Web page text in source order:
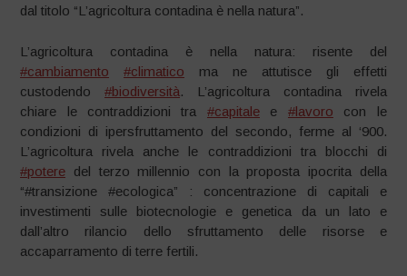
dal titolo “L’agricoltura contadina è nella natura”.
L’agricoltura contadina è nella natura: risente del
#cambiamento
#climatico ma ne attutisce gli effetti
custodendo#biodiversità. L’agricoltura contadina rivela
chiare le contraddizioni tra #capitalee #lavoro con le
condizioni di ipersfruttamento del secondo, ferme al ‘900.
L’agricoltura rivela anche le contraddizioni tra blocchi di
#potere del terzo millennio con la proposta ipocrita della
“#transizione #ecologica” : concentrazione di capitali e
investimenti sulle biotecnologie e genetica da un lato e
dall’altro rilancio dello sfruttamento delle risorse e
accaparramento di terre fertili.